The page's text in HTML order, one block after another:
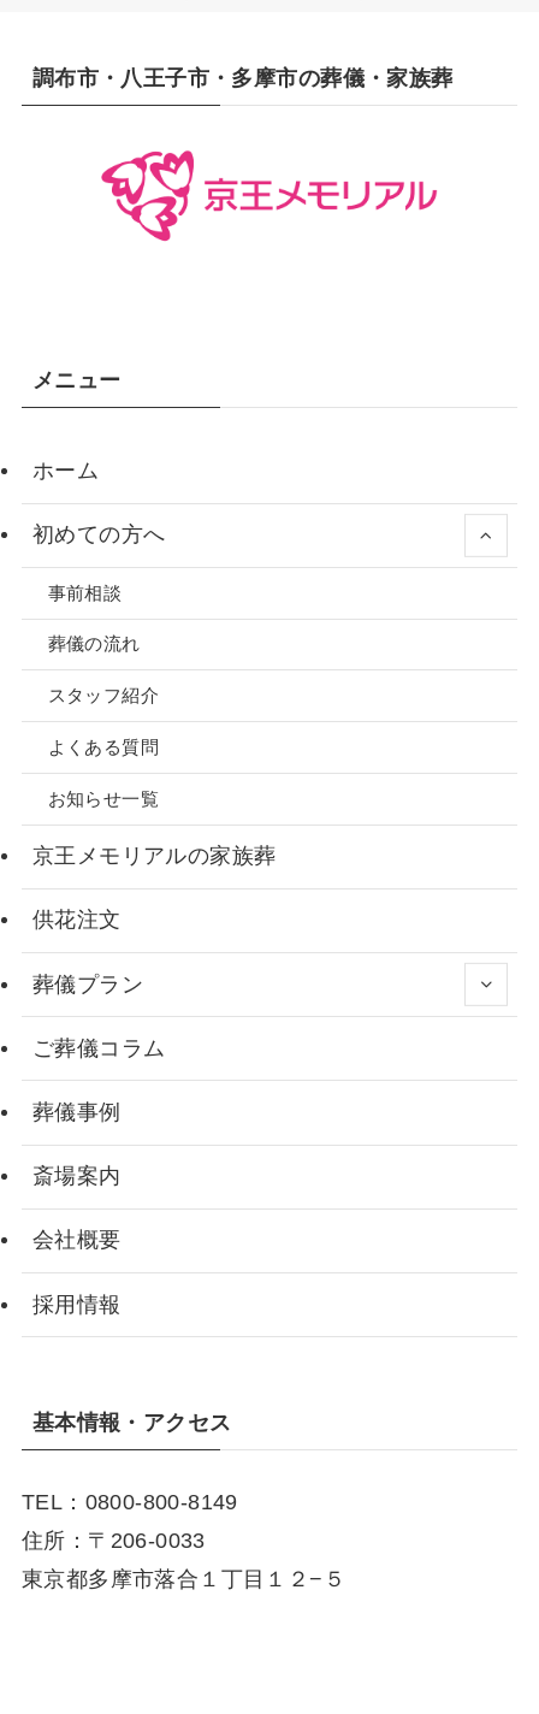
調布市・八王子市・多摩市の葬儀・家族葬
メニュー
ホーム
初めての方へ
事前相談
葬儀の流れ
スタッフ紹介
よくある質問
お知らせ一覧
京王メモリアルの家族葬
供花注文
葬儀プラン
ご葬儀コラム
葬儀事例
斎場案内
会社概要
採用情報
基本情報・アクセス
TEL：0800-800-8149
住所：〒206-0033
東京都多摩市落合１丁目１２−５